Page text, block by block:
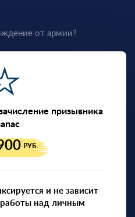
от армии?
призывника
РУБ.
и не зависит
над личным